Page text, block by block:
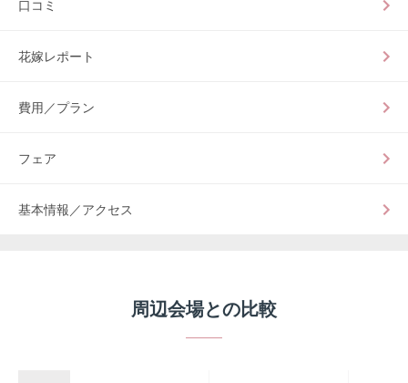
口コミ
花嫁レポート
費用／プラン
フェア
基本情報／アクセス
周辺会場との比較